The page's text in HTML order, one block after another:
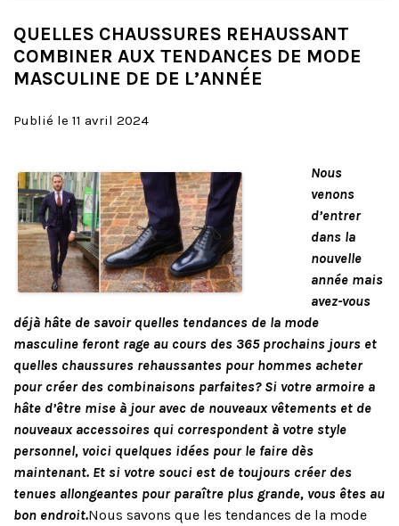
QUELLES CHAUSSURES REHAUSSANT
COMBINER AUX TENDANCES DE MODE
MASCULINE DE DE L’ANNÉE
Publié le 11 avril 2024
Nous
venons
d’entrer
dans la
nouvelle
année mais
avez-vous
déjà hâte de savoir quelles tendances de la mode
masculine feront rage au cours des 365 prochains jours et
quelles chaussures rehaussantes pour hommes acheter
pour créer des combinaisons parfaites? Si votre armoire a
hâte d’être mise à jour avec de nouveaux vêtements et de
nouveaux accessoires qui correspondent à votre style
personnel, voici quelques idées pour le faire dès
maintenant. Et si votre souci est de toujours créer des
tenues allongeantes pour paraître plus grande, vous êtes au
bon endroit.Nous savons que les tendances de la mode